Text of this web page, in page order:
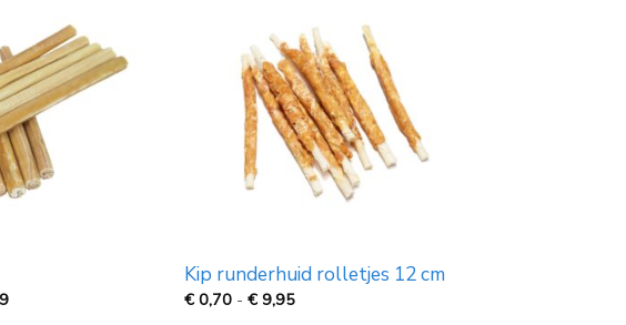
Prijsklasse:
Kip runderhuid rolletjes 12 cm
€ 0,70 - € 9,95Prijsklasse: